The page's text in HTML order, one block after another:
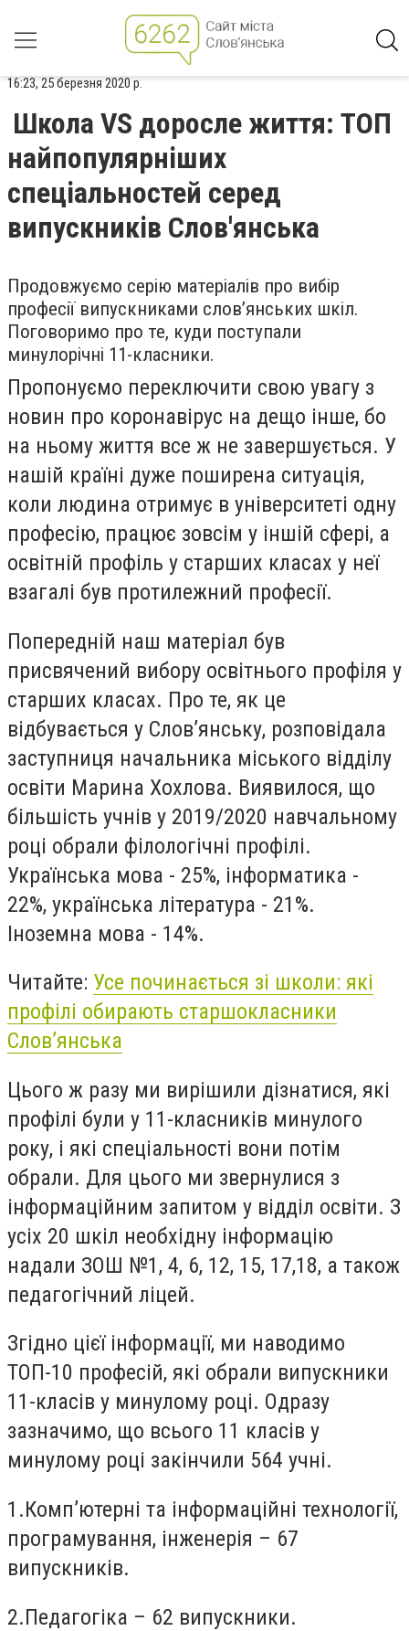
16:23, 25 березня 2020 р.
Школа VS доросле життя: ТОП
найпопулярніших
спеціальностей серед
випускників Слов'янська
Продовжуємо серію матеріалів про вибір
професії випускниками слов’янських шкіл.
Поговоримо про те, куди поступали
минулорічні 11-класники.
Пропонуємо переключити свою увагу з
новин про коронавірус на дещо інше, бо
на ньому життя все ж не завершується. У
нашій країні дуже поширена ситуація,
коли людина отримує в університеті одну
професію, працює зовсім у іншій сфері, а
освітній профіль у старших класах у неї
взагалі був протилежний професії.
Попередній наш матеріал був
присвячений вибору освітнього профіля у
старших класах. Про те, як це
відбувається у Слов’янську, розповідала
заступниця начальника міського відділу
освіти Марина Хохлова. Виявилося, що
більшість учнів у 2019/2020 навчальному
році обрали філологічні профілі.
Українська мова - 25%, інформатика -
22%, українська література - 21%.
Іноземна мова - 14%.
Читайте: Усе починається зі школи: які
профілі обирають старшокласники
Слов’янська
Цього ж разу ми вирішили дізнатися, які
профілі були у 11-класників минулого
року, і які спеціальності вони потім
обрали. Для цього ми звернулися з
інформаційним запитом у відділ освіти. З
усіх 20 шкіл необхідну інформацію
надали ЗОШ №1, 4, 6, 12, 15, 17,18, а також
педагогічний ліцей.
Згідно цієї інформації, ми наводимо
ТОП-10 професій, які обрали випускники
11-класів у минулому році. Одразу
зазначимо, що всього 11 класів у
минулому році закінчили 564 учні.
1.Комп’ютерні та інформаційні технології,
програмування, інженерія – 67
випускників.
2.Педагогіка – 62 випускники.